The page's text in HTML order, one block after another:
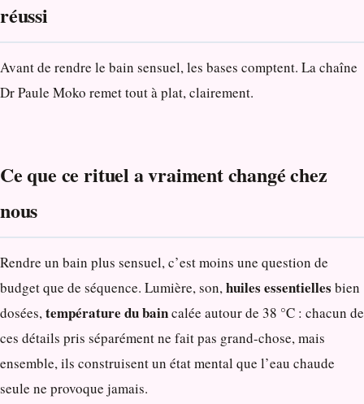
réussi
Avant de rendre le bain sensuel, les bases comptent. La chaîne
Dr Paule Moko remet tout à plat, clairement.
Ce que ce rituel a vraiment changé chez
nous
Rendre un bain plus sensuel, c’est moins une question de
budget que de séquence. Lumière, son,huiles essentielles bien
dosées,température du baincalée autour de 38 °C : chacun de
ces détails pris séparément ne fait pas grand-chose, mais
ensemble, ils construisent un état mental que l’eau chaude
seule ne provoque jamais.